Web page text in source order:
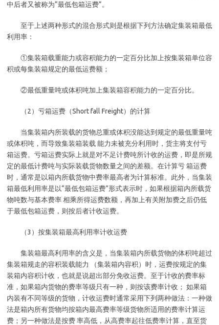
中后者又被称为“最低包箱运费”。
至于上述两种形式的混合形式则是根据下列方法确定集装箱最低
利用率：
①集装箱载重能力或容积能力的一定百分比加上按集装箱单位容
积或每集装箱规定的最低运费额；
②最低重量吨或体积吨加上集装箱容积能力的一定百分比。
（2）亏箱运费（Short fall Freight）的计算
当集装箱内所装载的货物总重或体积没能达到规定的最低重量吨
或体积吨，而导致集装箱装载 能力未被充分利用时，货主将支付亏
箱运费。亏箱运费实际上就是对不足计费吨所计收的运费，即是所规
定的最低计费吨与实际装载货物数量之间的差额。在计算亏 箱运费
时，通常是以箱内所载货物中费率最高者为计算标准。此外，当集装
箱最低利用率是以“最低包箱运费”形式表示时，如果根据箱内所载货
物吨数与基本费率 相乘所得运费数额，再加上有关附加费之后仍低
于最低包箱运费，则按后者计收运费。
（3）按集装箱最高利用率计收运费
集装箱最高利用率的含义是，当集装箱内所载货物的体积吨超过
集装箱规走的容积装载能力 （集装箱内容积）时，运费按规定的集
装箱内容积计收，也就是说超出部分免收运费。至于计收的费率标
准，如果箱内货物的费率等级只有一种，则按该费率计收； 如果箱
内装有不同等级的货物，计收运费时通常采用下列两种做法：一种做
法是箱内所有货物均按箱内最高费率等级货物所适用的费率计算运
费；另一种做法是按费 率高低，从高费率起往低费率计算，直至货